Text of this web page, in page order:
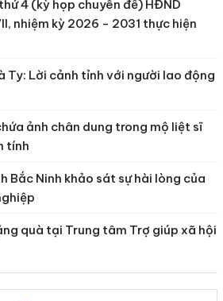
4 (kỳ họp chuyên đề) HĐND
nhiệm kỳ 2026 - 2031 thực hiện
Ty: Lời cảnh tỉnh với người lao động
ảnh chân dung trong mộ liệt sĩ
tính
Bắc Ninh khảo sát sự hài lòng của
quà tại Trung tâm Trợ giúp xã hội